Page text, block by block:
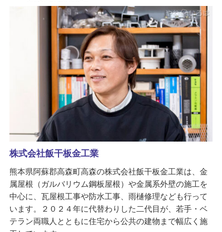
株式会社飯干板金工業
熊本県阿蘇郡高森町高森の株式会社飯干板金工業は、金
属屋根（ガルバリウム鋼板屋根）や金属系外壁の施工を
中心に、瓦屋根工事や防水工事、雨樋修理なども行って
います。２０２４年に代替わりした二代目が、若手・ベ
テラン両職人とともに住宅から公共の建物まで幅広く施